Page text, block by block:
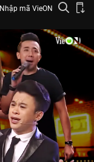
Nhập mã VieON